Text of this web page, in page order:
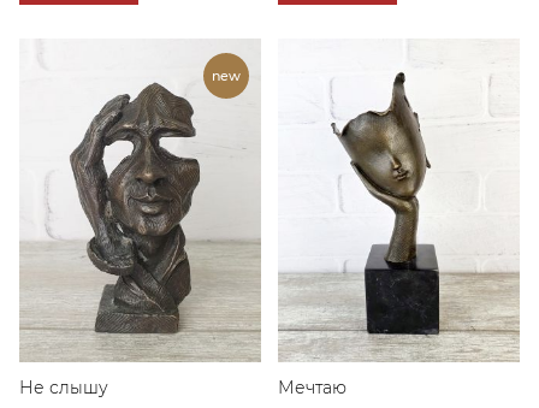
Не слышу Мечтаю